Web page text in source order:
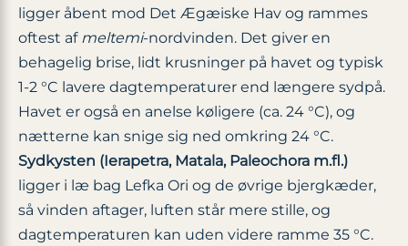
ligger åbent mod Det Ægæiske Hav og rammes
oftest af meltemi-nordvinden. Det giver en
behagelig brise, lidt krusninger på havet og typisk
1-2 °C lavere dagtemperaturer end længere sydpå.
Havet er også en anelse køligere (ca. 24 °C), og
nætterne kan snige sig ned omkring 24 °C.
Sydkysten (Ierapetra, Matala, Paleochora m.fl.)
ligger i læ bag Lefka Ori og de øvrige bjergkæder,
så vinden aftager, luften står mere stille, og
dagtemperaturen kan uden videre ramme 35 °C.